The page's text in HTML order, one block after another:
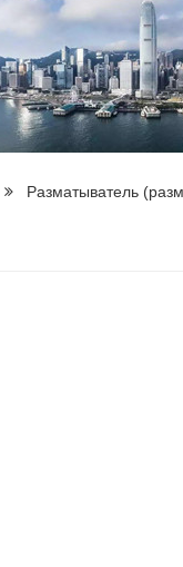
Разматыватель